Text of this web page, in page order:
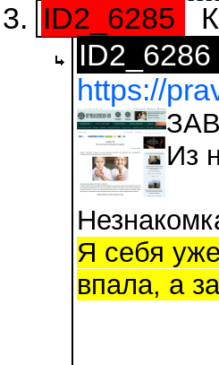
ID2_6285
ID2_6286
https://
Из
Я себя
впала, а